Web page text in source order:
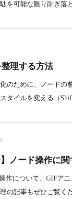
を可能な限り削ぎ落
整理する方法
のために、ノードの
タイルを変える（
】ノード操作に
操作について、GIFア
の記事もぜひご覧く